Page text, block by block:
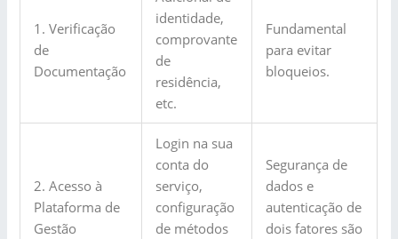
1. Verificação
de
Documentação
identidade,
comprovante
de
residência,
etc.
Fundamental
para evitar
bloqueios.
2. Acesso à
Plataforma de
Gestão
Login na sua
conta do
serviço,
configuração
de métodos
Segurança de
dados e
autenticação de
dois fatores são